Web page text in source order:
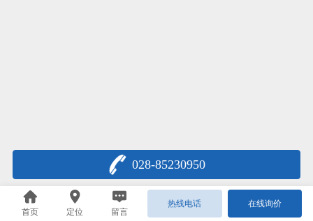
028-85230950
首页 定位 留言
热线电话 在线询价